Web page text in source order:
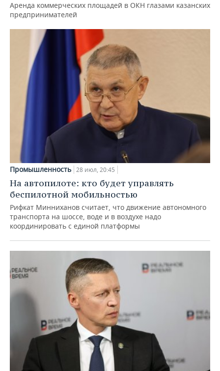
Аренда коммерческих площадей в ОКН глазами казанских
предпринимателей
Промышленность 28 июл, 20:45
На автопилоте: кто будет управлять
беспилотной мобильностью
Рифкат Минниханов считает, что движение автономного
транспорта на шоссе, воде и в воздухе надо
координировать с единой платформы